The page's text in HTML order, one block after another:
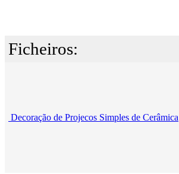
Ficheiros:
Decoração de Projecos Simples de Cerâmica